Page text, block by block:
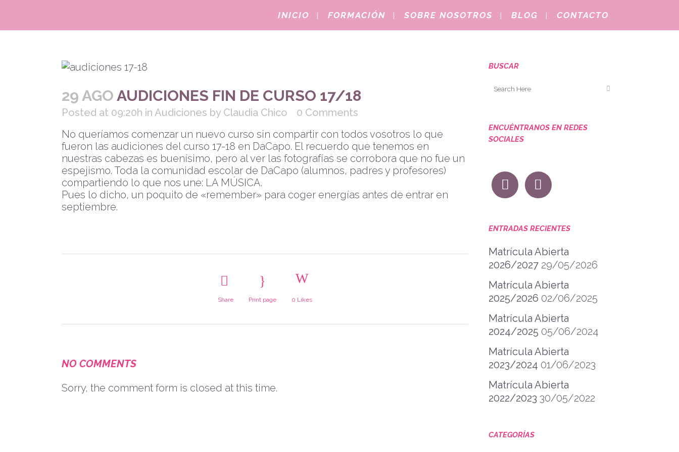
INICIO FORMACIÓN SOBRE NOSOTROS BLOG CONTACTO
29 AGO AUDICIONES FIN DE CURSO 17/18
Posted at 09:20h in Audiciones by Claudia Chico
0 Comments
No queríamos comenzar un nuevo curso sin compartir con todos vosotros lo que
fueron las audiciones del curso 17-18 en DaCapo. El recuerdo que tenemos en
nuestras cabezas es buenísimo, pero al ver las fotografías se corrobora que no fue un
espejismo. Toda la comunidad escolar de DaCapo (alumnos, padres y profesores)
compartiendo lo que nos une: LA MÚSICA.
Pues lo dicho, un poquito de «remember» para coger energías antes de entrar en
septiembre.
Share Print page 0 Likes
NO COMMENTS
Sorry, the comment form is closed at this time.
BUSCAR
ENCUÉNTRANOS EN REDES
SOCIALES
ENTRADAS RECIENTES
Matrícula Abierta
2026/2027 29/05/2026
Matrícula Abierta
2025/2026 02/06/2025
Matrícula Abierta
2024/2025 05/06/2024
Matrícula Abierta
2023/2024 01/06/2023
Matrícula Abierta
2022/2023 30/05/2022
CATEGORÍAS